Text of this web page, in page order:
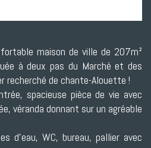
maison de ville de 207m²
à deux pas du Marché et des
recherché de chante-Alouette !
spacieuse pièce de vie avec
véranda donnant sur un agréable
d'eau, WC, bureau, pallier avec